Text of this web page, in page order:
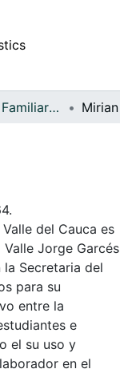
APFFVC - Fotos Familiares - Patrimonial
del Cauca es
Jorge Garcés
Secretaria del
para su
entre la
e
el su uso y
en el